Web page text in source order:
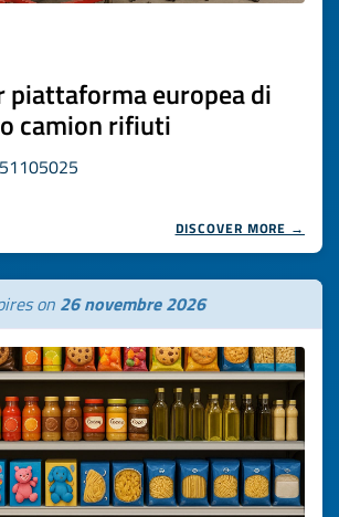
piattaforma europea di
camion rifiuti
DISCOVER MORE →
on 26 novembre 2026